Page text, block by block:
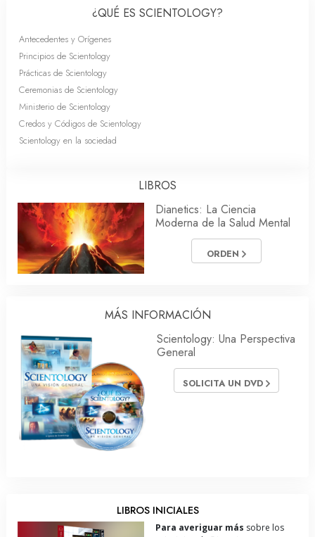
¿QUÉ ES SCIENTOLOGY?
Antecedentes y Orígenes
Principios de Scientology
Prácticas de Scientology
Ceremonias de Scientology
Ministerio de Scientology
Credos y Códigos de Scientology
Scientology en la sociedad
LIBROS
Dianetics: La Ciencia
Moderna de la Salud Mental
ORDEN
MÁS INFORMACIÓN
Scientology: Una Perspectiva
General
SOLICITA UN DVD
LIBROS INICIALES
Para averiguar más sobre los